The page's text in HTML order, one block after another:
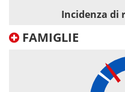
Incidenza di
FAMIGLIE